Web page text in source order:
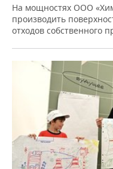
На мощностях ООО
производить
отходов собственного